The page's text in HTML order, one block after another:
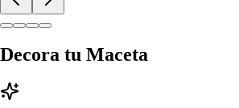
Decora tu Maceta